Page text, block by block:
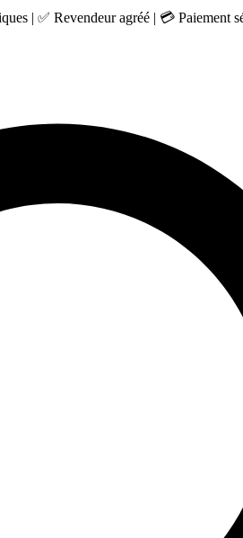
| ✅ Revendeur agréé | 💳 Paiement